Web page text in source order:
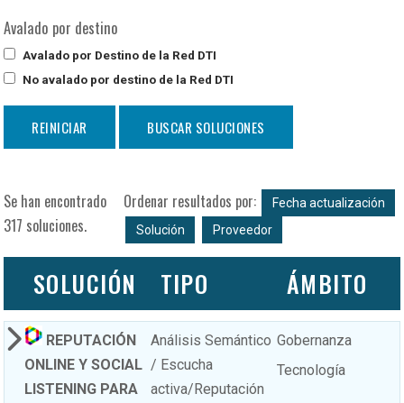
Avalado por destino
Avalado por Destino de la Red DTI
No avalado por destino de la Red DTI
Se han encontrado
317 soluciones.
Ordenar resultados por:
Fecha actualización
Solución
Proveedor
SOLUCIÓN TIPO ÁMBITO
REPUTACIÓN
ONLINE Y SOCIAL
LISTENING PARA
Análisis Semántico
/ Escucha
activa/Reputación
Gobernanza
Tecnología